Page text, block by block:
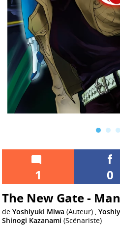
1
0
The New Gate -
deYoshiyuki Miwa (Auteur) ,
Shinogi Kazanami (Scénariste)